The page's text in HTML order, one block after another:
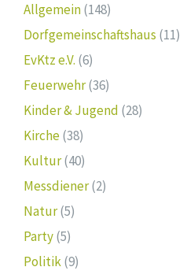
Allgemein(148)
Dorfgemeinschaftshaus (11)
EvKtz e.V. (6)
Feuerwehr(36)
Kinder & Jugend (28)
Kirche(38)
Kultur(40)
Messdiener(2)
Natur(5)
Party(5)
Politik(9)